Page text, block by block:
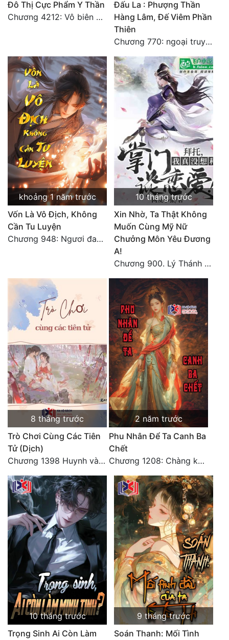
Quân Sự
Sắc
Sủng
Thanh Xuân
Tiên Hiệp
Tiểu Thuyết
Trinh Thám
Triều Đấu
Trùng Sinh
Trọng Sinh
Tu Chân
Tội Phạm
Vô Địch
Võ Hiệp
Võng Du
Xuyên Không
Xuyên Nhanh
Xuyên Sách
Xuyên Thư
Điền Văn
Đô Thị
Đông Phương
Đông Phương Huyền Huyễn
Đồng Nhân
Cẩu Đạo Trường Sinh
Ngự Thú
Truyện Nam
Truyện Nữ
Đô Thị Cực Phẩm Y Thần
Chương 4212: Vô biên hắc ám
Đấu La : Phượng Thần
Hàng Lâm, Đế Viêm Phần
Thiên
Chương 770: ngoại truyện tổng hợp
khoảng 1 năm trước
Vốn Là Vô Địch, Không
Cần Tu Luyện
Chương 948: Ngươi đang uy hiếp ta?
10 tháng trước
Xin Nhờ, Ta Thật Không
Muốn Cùng Mỹ Nữ
Chưởng Môn Yêu Đương
A!
Chương 900. Lý Thánh Tử cực khổ! (2)
8 tháng trước
Trò Chơi Cùng Các Tiên
Tử (Dịch)
Chương 1398 Huynh và muội (Đại kết cục)
2 năm trước
Phu Nhân Để Ta Canh Ba
Chết
Chương 1208: Chàng không được từ chối ta! (Đại kết cục) (3)
10 tháng trước
Trọng Sinh Ai Còn Làm
9 tháng trước
Soán Thanh: Mối Tình